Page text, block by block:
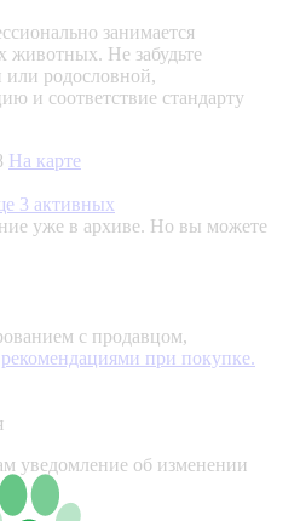
занимается
животных. Не забудьте
или родословной,
и соответствие стандарту
На карте
3 активных
уже в архиве. Но вы можете
с продавцом,
рекомендациями при покупке.
уведомление об изменении